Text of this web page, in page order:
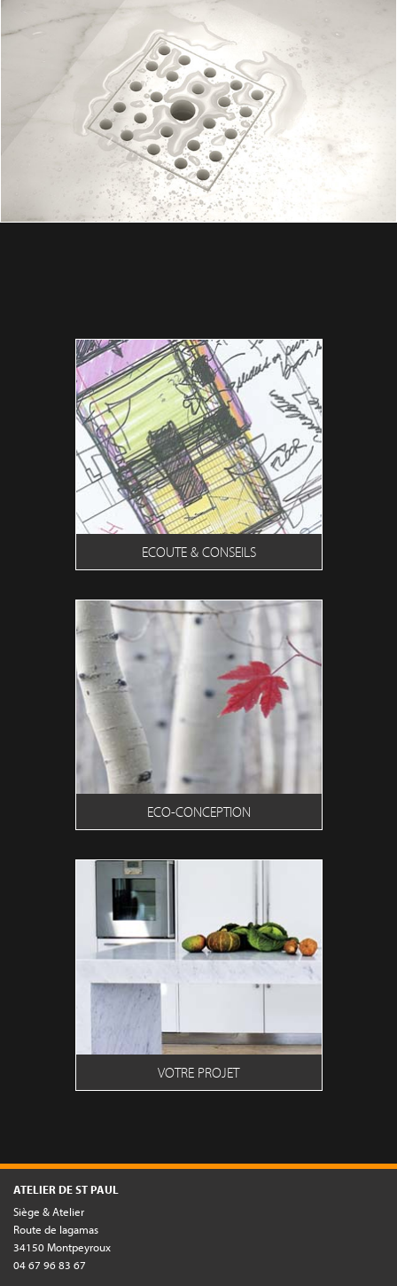
ECOUTE & CONSEILS
ECO-CONCEPTION
VOTRE PROJET
ATELIER DE ST PAUL
Siège & Atelier
Route de lagamas
34150 Montpeyroux
04 67 96 83 67